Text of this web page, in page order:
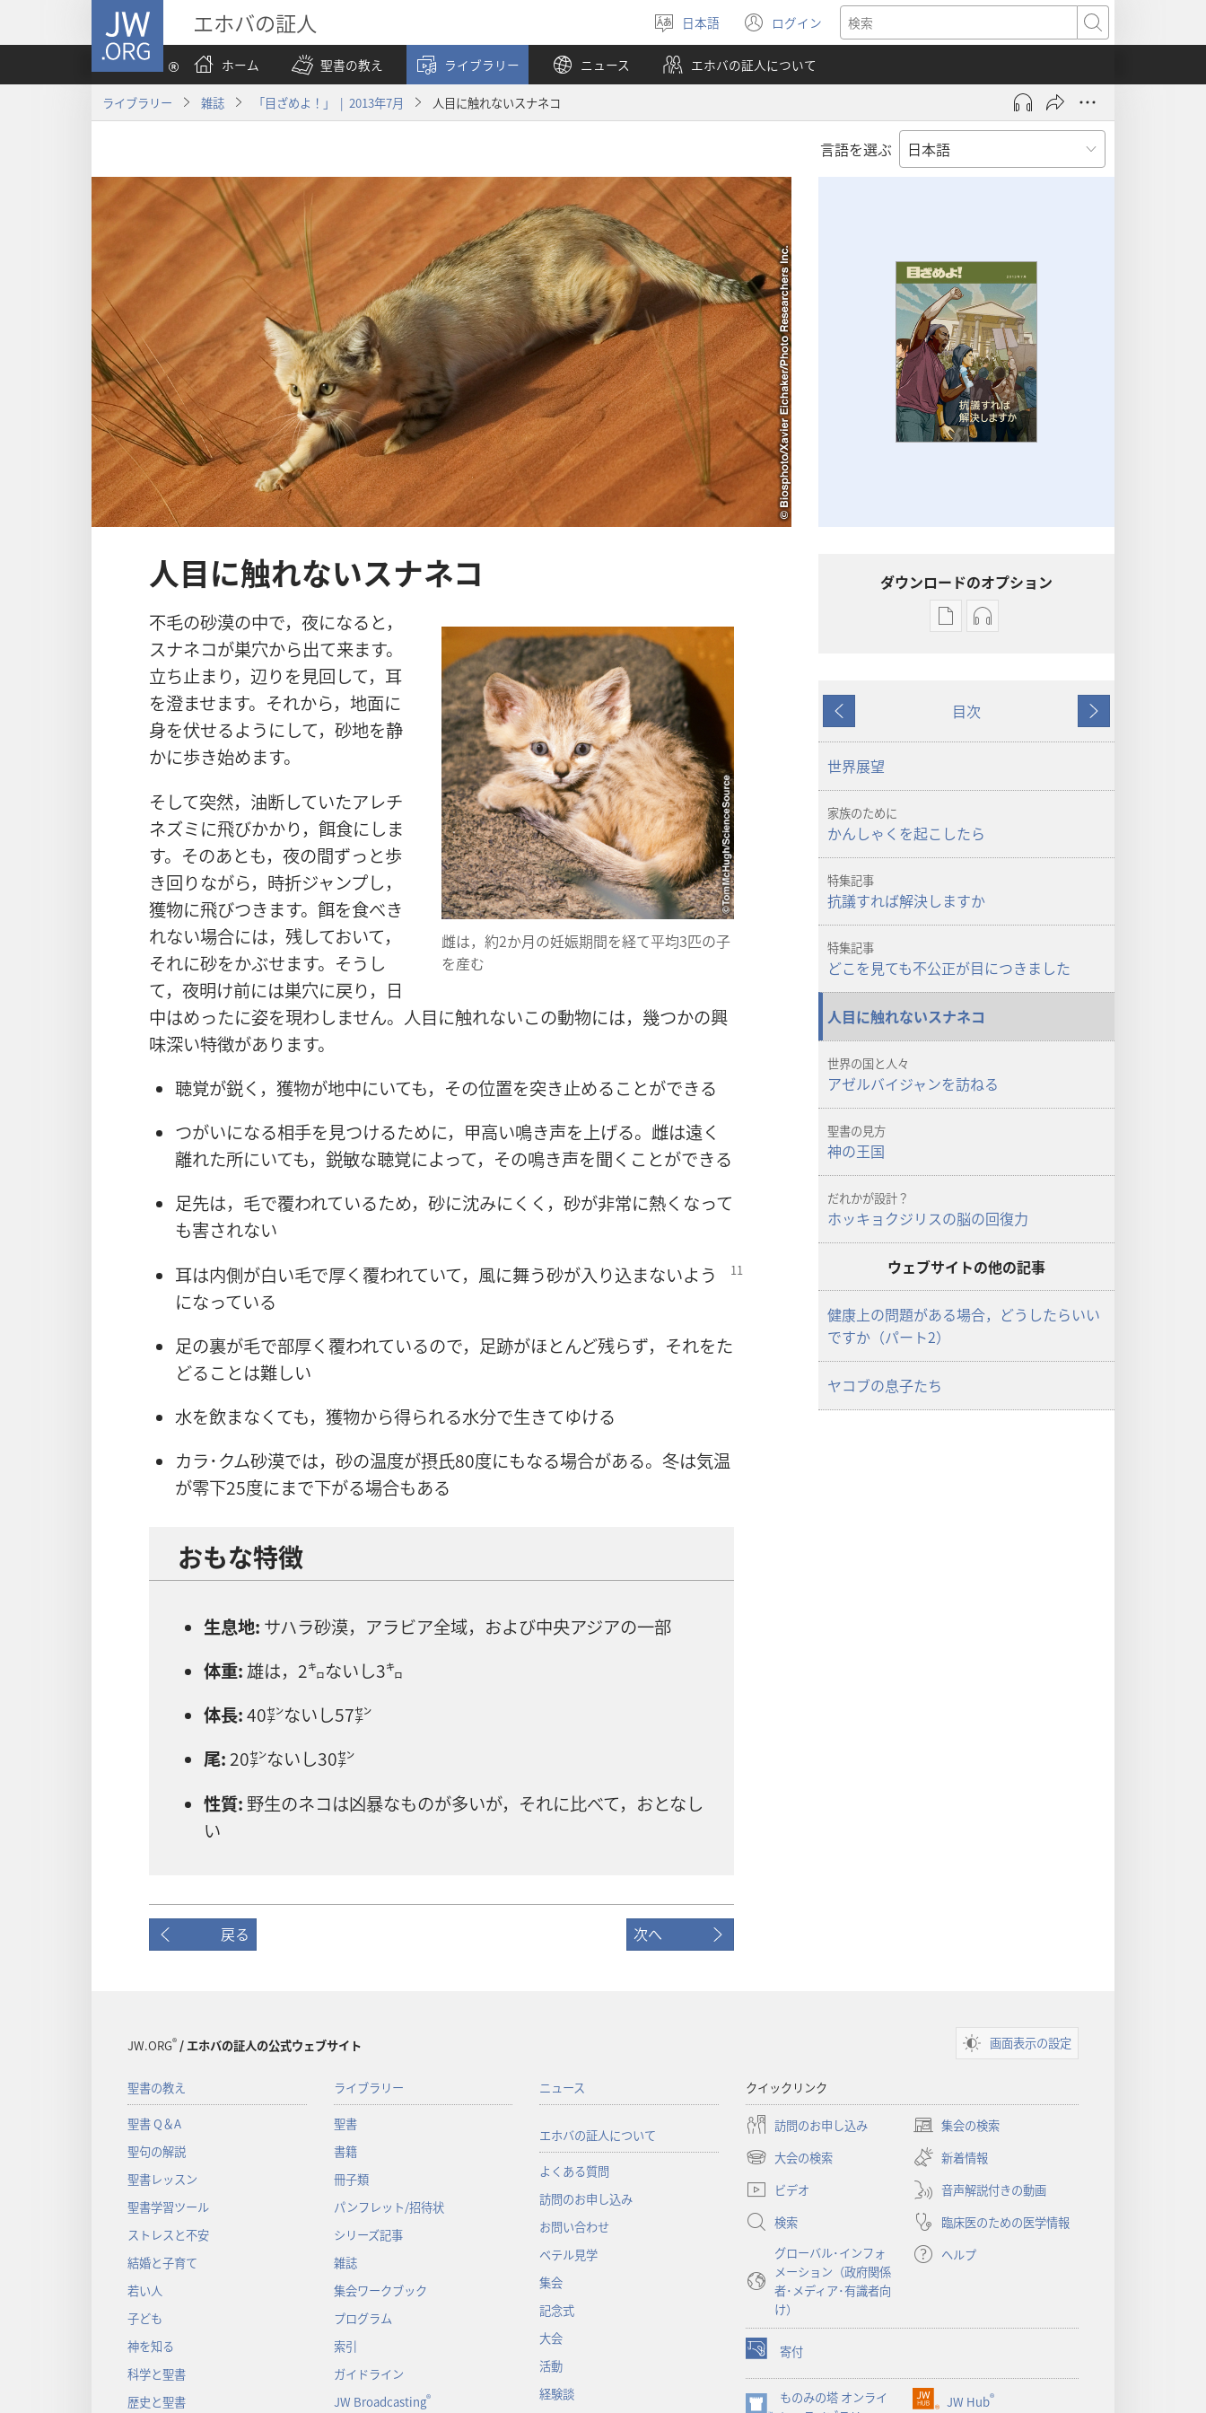
JW.ORG エホバの証人
言
語
を
選
日本語 ログイン
（新
し
い
タ
で
検
索
ホーム
聖書の教え ライブラリー ニュース エホバの証人について
ライブラリー 雑誌 「目ざめよ！」 | 2013年7月 人目に触れないスナネコ
言語を選ぶ
人目に触れないスナネコ
雌​は，約​2​か月​の​妊娠​期間​を​経て​平均​3​匹​の​子​
を​産む
不毛​の​砂漠​の​中​で，夜​に​なる​と，
スナネコ​が​巣穴​から​出​て​来​ます。
立ち止まり，辺り​を​見回し​て，耳​
を​澄ませ​ます。それ​から，地面​に​
身​を​伏せる​よう​に​し​て，砂地​を​静
か​に​歩き​始め​ます。
そして​突然，油断​し​て​い​た​アレチ
ネズミ​に​飛びかかり，餌食​に​し​ま
す。その​あと​も，夜​の​間​ずっ​と​歩
き回り​ながら，時折​ジャンプ​し，
獲物​に​飛びつき​ます。餌​を​食べき
れ​ない​場合​に​は，残し​て​おい​て，
それ​に​砂​を​かぶせ​ます。そうし
て，夜明け​前​に​は​巣穴​に​戻り，日
中​は​めった​に​姿​を​現わし​ませ​ん。人目​に​触れ​ない​この​動物​に​は，幾つ​か​の​興
味深い​特徴​が​あり​ます。
聴覚​が​鋭く，獲物​が​地中​に​い​て​も，その​位置​を​突き止める​こと​が​できる
つがい​に​なる​相手​を​見つける​ため​に，甲高い​鳴き声​を​上げる。雌​は​遠く​
離れ​た​所​に​い​て​も，鋭敏​な​聴覚​に​よっ​て，その​鳴き声​を​聞く​こと​が​できる
足先​は，毛​で​覆わ​れ​て​いる​ため，砂​に​沈み​にくく，砂​が​非常​に​熱く​なっ​て​
も​害さ​れ​ない
耳​は​内側​が​白い​毛​で​厚く​覆わ​れ​て​い​て，風​に​舞う​砂​が​入り込ま​ない​よう​
に​なっ​て​いる
足​の​裏​が​毛​で​部厚く​覆わ​れ​て​いる​の​で，足跡​が​ほとんど​残ら​ず，それ​を​た
どる​こと​は​難しい
水​を​飲ま​なく​て​も，獲物​から​得​られる​水分​で​生き​て​ゆける
カラ​･​クム​砂漠​で​は，砂​の​温度​が​摂氏​80​度​に​も​なる​場合​が​ある。冬​は​気温​
が​零下​25​度​に​まで​下がる​場合​も​ある
おも​な​特徴
生息​地: サハラ​砂漠，アラビア​全域，および​中央​アジア​の​一部
体重:雄​は，2​㌔​ない​し​3​㌔
体長:40​㌢​ない​し​57​㌢
尾:20​㌢​ない​し​30​㌢
性質: 野生​の​ネコ​は​凶暴​な​もの​が​多い​が，それ​に​比べ​て，おとなし
い
戻る 次へ
ダウンロードのオプション
出
ダ
ウ
オ
ン
め
抗
議
れ
ば
す
か
オー
ウ
ン
め
抗
議
れ
ば
す
か
戻
る
目次
次
へ
世界展望
家族のために
かんしゃくを起こしたら
特集記事
抗議すれば解決しますか
特集記事
どこを見ても不公正が目につきました
人目に触れないスナネコ
世界の国と人々
アゼルバイジャンを訪ねる
聖書の見方
神の王国
だれかが設計？
ホッキョクジリスの脳の回復力
ウェブサイトの他の記事
健康上の問題がある場合，どうしたらいい
ですか（パート2）
ヤコブの息子たち
JW.ORG®/ エホバの証人の公式ウェブサイト 画面表示の設定
聖書の教え
聖書 Q＆A
聖句の解説
聖書レッスン
聖書学習ツール
ストレスと不安
結婚と子育て
若い人
子ども
神を知る
科学と聖書
歴史と聖書
ライブラリー
聖書
書籍
冊子類
パンフレット/招待状
シリーズ記事
雑誌
集会ワークブック
プログラム
索引
ガイドライン
JW Broadcasting®
ニュース
エホバの証人について
よくある質問
訪問のお申し込み
お問い合わせ
ベテル見学
集会
記念式
大会
活動
経験談
クイックリンク
訪問のお申し込み 集会の検索
（新
し
い
タ
ブ
で
開
く）
大会の検索
（新
し
タ
開
新着情報
ビデオ
音声解説付きの動画
検索
臨床医のための医学情報
グローバル･インフォ
メーション（政府関係
者･メディア･有識者向
け）
ヘルプ
寄付
（新
し
い
ものみの塔 オンライ
JW Hub®